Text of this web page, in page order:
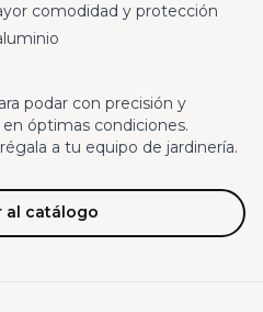
comodidad y protección
podar con precisión y
óptimas condiciones.
a tu equipo de jardinería.
al catálogo